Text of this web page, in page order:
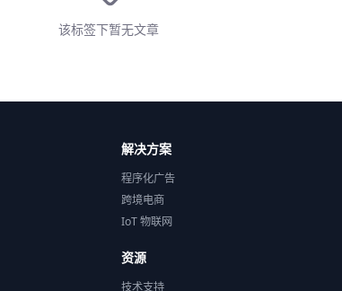
该标签下暂无文章
解决方案
程序化广告
跨境电商
IoT 物联网
资源
技术支持